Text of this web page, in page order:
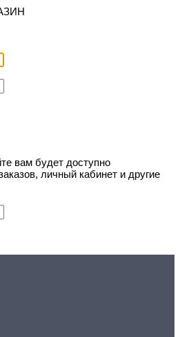
вам будет доступно
личный кабинет и другие